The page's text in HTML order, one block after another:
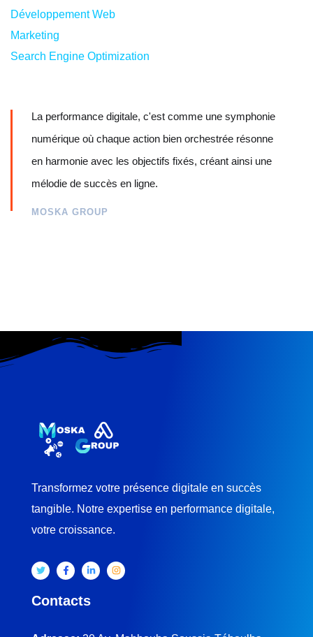
Développement Web
Marketing
Search Engine Optimization
La performance digitale, c'est comme une symphonie
numérique où chaque action bien orchestrée résonne
en harmonie avec les objectifs fixés, créant ainsi une
mélodie de succès en ligne.
MOSKA GROUP
Transformez votre présence digitale en succès
tangible. Notre expertise en performance digitale,
votre croissance.
Contacts